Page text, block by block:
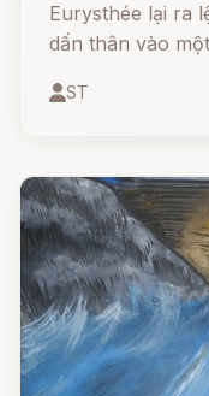
Eurysthée lại ra
dấn thân vào
vùng Lerne giết
ST